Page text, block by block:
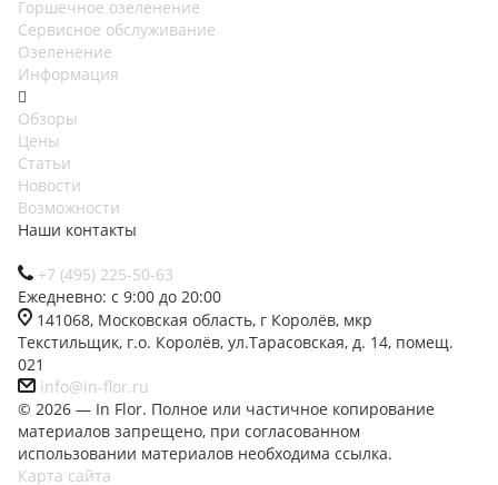
Горшечное озеленение
Сервисное обслуживание
Озеленение
Информация
Обзоры
Цены
Статьи
Новости
Возможности
Наши контакты
+7 (495) 225-50-63
Ежедневно: с 9:00 до 20:00
141068, Московская область, г Королёв, мкр
Текстильщик, г.о. Королёв, ул.Тарасовская, д. 14, помещ.
021
info@in-flor.ru
© 2026 — In Flor. Полное или частичное копирование
материалов запрещено, при согласованном
использовании материалов необходима ссылка.
Карта сайта